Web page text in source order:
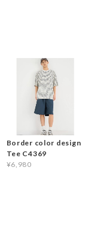
Border color design
Tee C4369
¥6,980